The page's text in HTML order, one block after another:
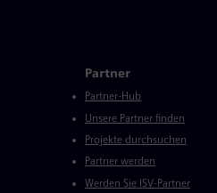
Partner
Partner-Hub
Unsere Partner finden
Projekte durchsuchen
Partner werden
Werden Sie ISV-Partner